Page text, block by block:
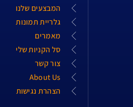
המבצעים שלנו
גלריית תמונות
מאמרים
סל הקניות שלי
צור קשר
About Us
הצהרת נגישות